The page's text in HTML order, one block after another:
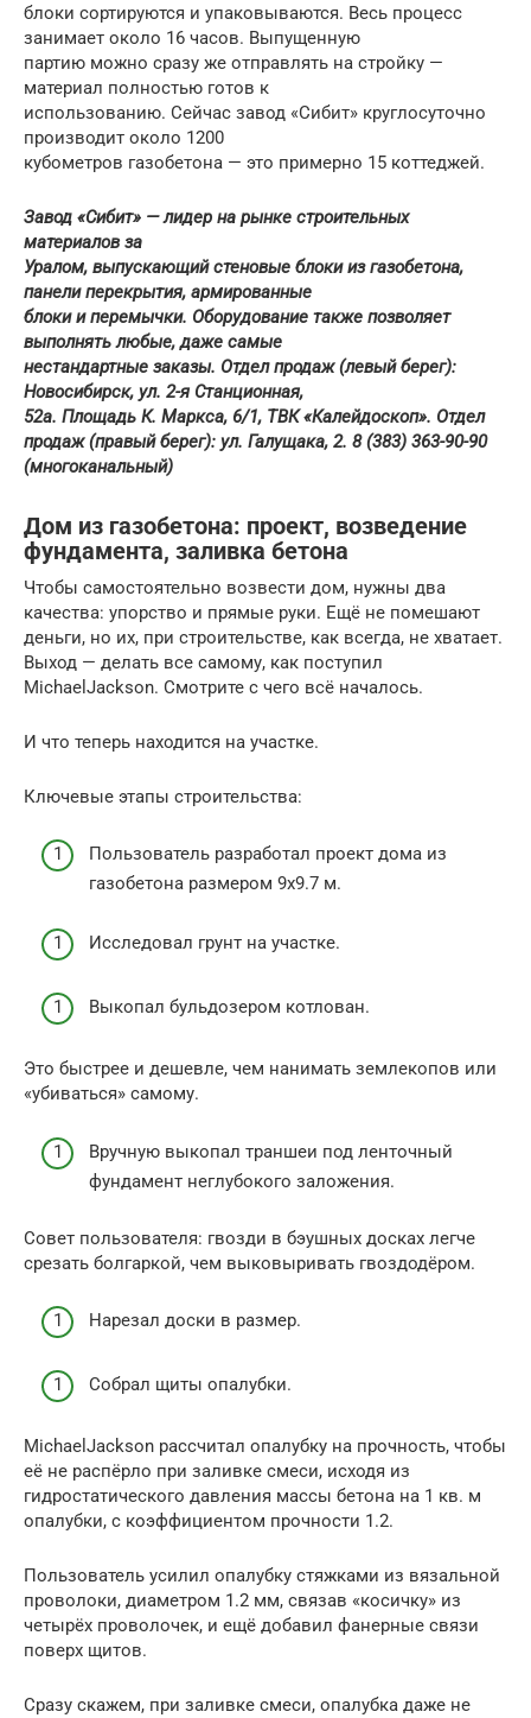
блоки сортируются и упаковываются. Весь процесс
занимает около 16 часов. Выпущенную
партию можно сразу же отправлять на стройку —
материал полностью готов к
использованию. Сейчас завод «Сибит» круглосуточно
производит около 1200
кубометров газобетона — это примерно 15 коттеджей.
Завод «Сибит» — лидер на рынке строительных
материалов за
Уралом, выпускающий стеновые блоки из газобетона,
панели перекрытия, армированные
блоки и перемычки. Оборудование также позволяет
выполнять любые, даже самые
нестандартные заказы. Отдел продаж (левый берег):
Новосибирск, ул. 2-я Станционная,
52а. Площадь К. Маркса, 6/1, ТВК «Калейдоскоп». Отдел
продаж (правый берег): ул. Галущака, 2. 8 (383) 363-90-90
(многоканальный)
Дом из газобетона: проект, возведение
фундамента, заливка бетона
Чтобы самостоятельно возвести дом, нужны два
качества: упорство и прямые руки. Ещё не помешают
деньги, но их, при строительстве, как всегда, не хватает.
Выход — делать все самому, как поступил
MichaelJackson. Смотрите с чего всё началось.
И что теперь находится на участке.
Ключевые этапы строительства:
Пользователь разработал проект дома из
газобетона размером 9х9.7 м.
Исследовал грунт на участке.
Выкопал бульдозером котлован.
Это быстрее и дешевле, чем нанимать землекопов или
«убиваться» самому.
Вручную выкопал траншеи под ленточный
фундамент неглубокого заложения.
Совет пользователя: гвозди в бэушных досках легче
срезать болгаркой, чем выковыривать гвоздодёром.
Нарезал доски в размер.
Собрал щиты опалубки.
MichaelJackson рассчитал опалубку на прочность, чтобы
её не распёрло при заливке смеси, исходя из
гидростатического давления массы бетона на 1 кв. м
опалубки, с коэффициентом прочности 1.2.
Пользователь усилил опалубку стяжками из вязальной
проволоки, диаметром 1.2 мм, связав «косичку» из
четырёх проволочек, и ещё добавил фанерные связи
поверх щитов.
Сразу скажем, при заливке смеси, опалубка даже не